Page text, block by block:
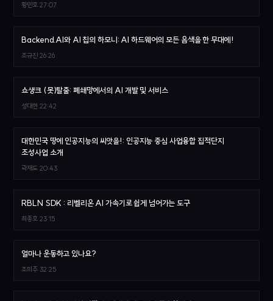
황민호 27:07
Backend.AI와 AI 칩의 하모니: AI 하드웨어의 모든 음색을 한 무대에!
조규진 26:26
쇼생크 (못)탈출: 폐쇄망에서의 AI 개발 및 서비스
성대현 22:42
대한민국 땅에 인공지능의 씨앗을!: 인공지능 중심 사업융합 집적단지
조성사업 소개
곽재도 20:43
RBLN SDK : 리벨리온 AI 가속기로 쉽게 넘어가는 도구
최종호 23:15
얼마나 운동하고 있나요?
조희주 32:25